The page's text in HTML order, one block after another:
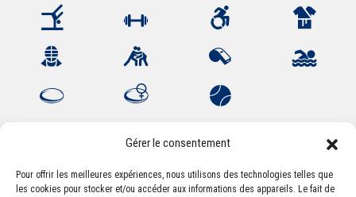
Gérer le consentement
Pour offrir les meilleures expériences, nous utilisons des technologies telles que
les cookies pour stocker et/ou accéder aux informations des appareils. Le fait de
Association Sportive Montferrandaise